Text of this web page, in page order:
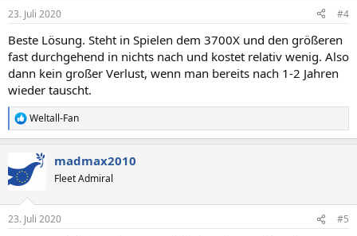
23. Juli 2020 #4
Beste Lösung. Steht in Spielen dem 3700X und den größeren
fast durchgehend in nichts nach und kostet relativ wenig. Also
dann kein großer Verlust, wenn man bereits nach 1-2 Jahren
wieder tauscht.
R
e
t
i
e
Weltall-Fan
madmax2010
Fleet Admiral
23. Juli 2020 #5